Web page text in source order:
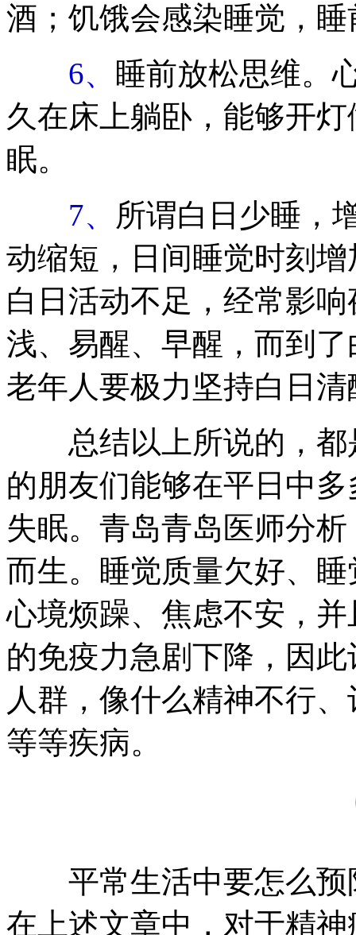
酒；饥饿会感染睡觉，
6、 睡前放松思维。
久在床上躺卧，能够开
眠。
7、 所谓白日少睡，
动缩短，日间睡觉时刻
白日活动不足，经常影
浅、易醒、早醒，而到
老年人要极力坚持白日
总结以上所说的，都
的朋友们能够在平日中
失眠。青岛青岛医师分
而生。睡觉质量欠好、
心境烦躁、焦虑不安，
的免疫力急剧下降，因
人群，像什么精神不行
等等疾病。
平常生活中要怎么预
在上述文章中，对于精